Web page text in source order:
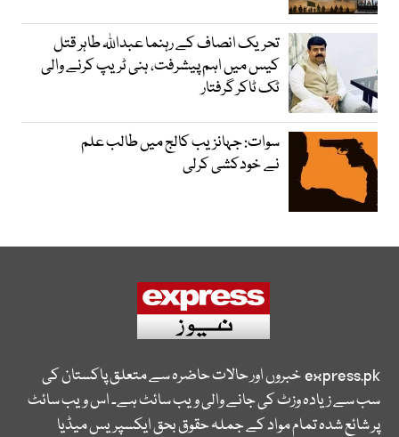
تحریک انصاف کے رہنما عبداللہ طاہر قتل
کیس میں اہم پیشرفت، ہنی ٹریپ کرنے والی
ٹک ٹاکر گرفتار
سوات: جہانزیب کالج میں طالب علم
نے خودکشی کرلی
express.pkخبروں اور حالات حاضرہ سے متعلق پاکستان کی
سب سے زیادہ وزٹ کی جانے والی ویب سائٹ ہے۔ اس ویب سائٹ
پر شائع شدہ تمام مواد کے جملہ حقوق بحق ایکسپریس میڈیا